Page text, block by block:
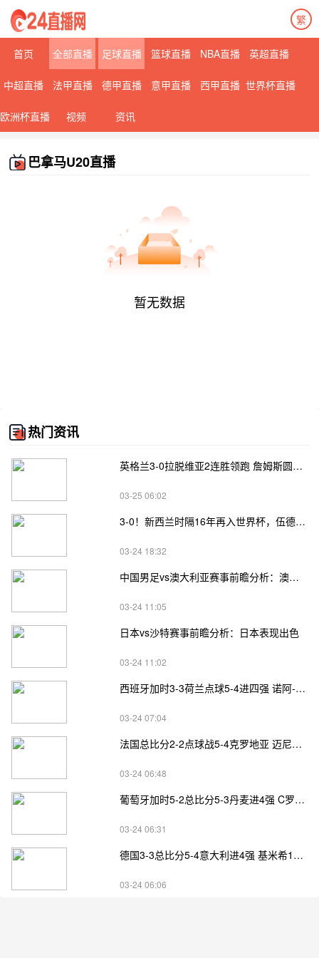
繁
首页 全部直播 足球直播 篮球直播 NBA直播 英超直播
中超直播 法甲直播 德甲直播 意甲直播 西甲直播 世界杯直播
欧洲杯直播 视频 资讯
巴拿马U20直播
暂无数据
热门资讯
英格兰3-0拉脱维亚2连胜领跑 詹姆斯圆月弯刀凯恩埃泽建功
03-25 06:02
3-0！新西兰时隔16年再入世界杯，伍德将二度征战
03-24 18:32
中国男足vs澳大利亚赛事前瞻分析：澳大利亚进攻不俗
03-24 11:05
日本vs沙特赛事前瞻分析：日本表现出色
03-24 11:02
西班牙加时3-3荷兰点球5-4进四强 诺阿-朗&马伦失点
03-24 07:04
法国总比分2-2点球战5-4克罗地亚 迈尼昂两扑点
03-24 06:48
葡萄牙加时5-2总比分5-3丹麦进4强 C罗失点+补射破门
03-24 06:31
德国3-3总比分5-4意大利进4强 基米希1射2传小基恩双响
03-24 06:06